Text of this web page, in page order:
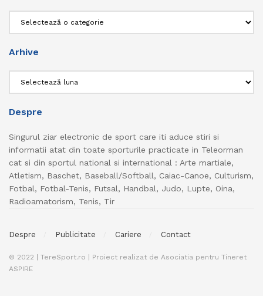
Arhive
Despre
Singurul ziar electronic de sport care iti aduce stiri si
informatii atat din toate sporturile practicate in Teleorman
cat si din sportul national si international : Arte martiale,
Atletism, Baschet, Baseball/Softball, Caiac-Canoe, Culturism,
Fotbal, Fotbal-Tenis, Futsal, Handbal, Judo, Lupte, Oina,
Radioamatorism, Tenis, Tir
Despre Publicitate Cariere Contact
© 2022 | TereSport.ro | Proiect realizat de Asociatia pentru Tineret
ASPIRE